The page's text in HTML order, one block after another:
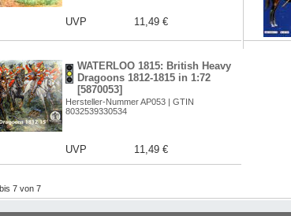
UVP 11,49 €
WATERLOO 1815: British Heavy
Dragoons 1812-1815 in 1:72
[5870053]
Hersteller-Nummer AP053 | GTIN
8032539330534
UVP 11,49 €
7 von 7